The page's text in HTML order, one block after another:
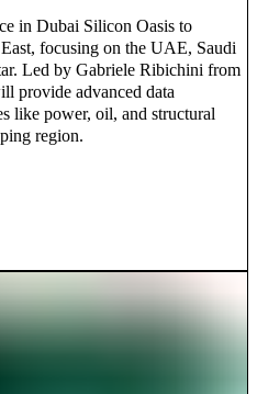
in Dubai Silicon Oasis to
focusing on the UAE, Saudi
Led by Gabriele Ribichini from
provide advanced data
like power, oil, and structural
region.